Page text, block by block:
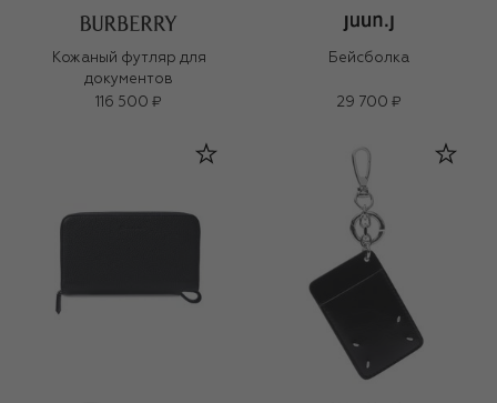
Кожаный футляр для
документов
116 500 ₽
Бейсболка
29 700 ₽